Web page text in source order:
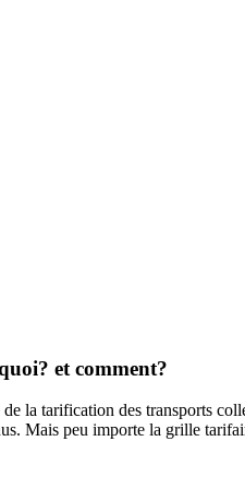
et comment?
la tarification des transports
Mais peu importe la grille